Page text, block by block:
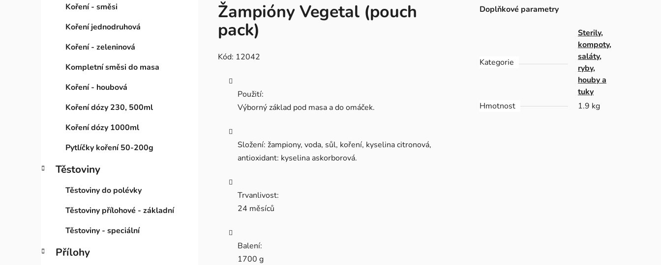
Koření - směsi
Koření jednodruhová
Koření - zeleninová
Kompletní směsi do masa
Koření - houbová
Koření dózy 230, 500ml
Koření dózy 1000ml
Pytlíčky koření 50-200g
Těstoviny
Těstoviny do polévky
Těstoviny přílohové - základní
Těstoviny - speciální
Přílohy
Žampióny Vegetal (pouch
pack)
Kód: 12042
Použití:
Výborný základ pod masa a do omáček.
Složení: žampiony, voda, sůl, koření, kyselina citronová,
antioxidant: kyselina askorborová.
Trvanlivost:
24 měsíců
Balení:
1700 g
Doplňkové parametry
Kategorie
Sterily,
kompoty,
saláty,
ryby,
houby a
tuky
Hmotnost
1.9 kg